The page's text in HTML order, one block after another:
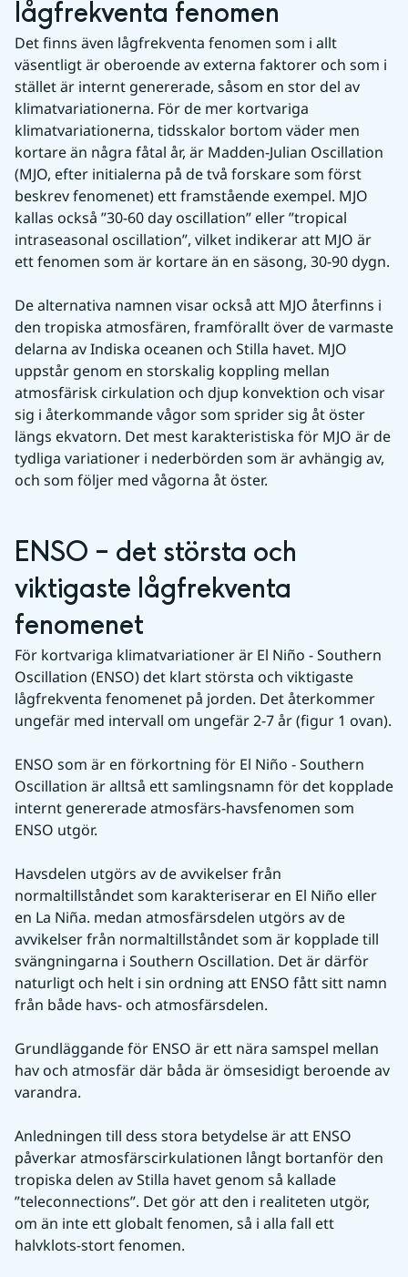
lågfrekventa fenomen
Det finns även lågfrekventa fenomen som i allt
väsentligt är oberoende av externa faktorer och som i
stället är internt genererade, såsom en stor del av
klimatvariationerna. För de mer kortvariga
klimatvariationerna, tidsskalor bortom väder men
kortare än några fåtal år, är Madden-Julian Oscillation
(MJO, efter initialerna på de två forskare som först
beskrev fenomenet) ett framstående exempel. MJO
kallas också ”30-60 day oscillation” eller ”tropical
intraseasonal oscillation”, vilket indikerar att MJO är
ett fenomen som är kortare än en säsong, 30-90 dygn.
De alternativa namnen visar också att MJO återfinns i
den tropiska atmosfären, framförallt över de varmaste
delarna av Indiska oceanen och Stilla havet. MJO
uppstår genom en storskalig koppling mellan
atmosfärisk cirkulation och djup konvektion och visar
sig i återkommande vågor som sprider sig åt öster
längs ekvatorn. Det mest karakteristiska för MJO är de
tydliga variationer i nederbörden som är avhängig av,
och som följer med vågorna åt öster.
ENSO – det största och
viktigaste lågfrekventa
fenomenet
För kortvariga klimatvariationer är El Niño - Southern
Oscillation (ENSO) det klart största och viktigaste
lågfrekventa fenomenet på jorden. Det återkommer
ungefär med intervall om ungefär 2-7 år (figur 1 ovan).
ENSO som är en förkortning för El Niño - Southern
Oscillation är alltså ett samlingsnamn för det kopplade
internt genererade atmosfärs-havsfenomen som
ENSO utgör.
Havsdelen utgörs av de avvikelser från
normaltillståndet som karakteriserar en El Niño eller
en La Niña. medan atmosfärsdelen utgörs av de
avvikelser från normaltillståndet som är kopplade till
svängningarna i Southern Oscillation. Det är därför
naturligt och helt i sin ordning att ENSO fått sitt namn
från både havs- och atmosfärsdelen.
Grundläggande för ENSO är ett nära samspel mellan
hav och atmosfär där båda är ömsesidigt beroende av
varandra.
Anledningen till dess stora betydelse är att ENSO
påverkar atmosfärscirkulationen långt bortanför den
tropiska delen av Stilla havet genom så kallade
”teleconnections”. Det gör att den i realiteten utgör,
om än inte ett globalt fenomen, så i alla fall ett
halvklots-stort fenomen.